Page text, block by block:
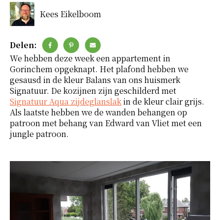
Kees Eikelboom
Delen:
We hebben deze week een appartement in
Gorinchem opgeknapt. Het plafond hebben we
gesausd in de kleur Balans van ons huismerk
Signatuur. De kozijnen zijn geschilderd met
Signatuur Aqua zijdeglanslakin de kleur clair grijs.
Als laatste hebben we de wanden behangen op
patroon met behang van Edward van Vliet met een
jungle patroon.